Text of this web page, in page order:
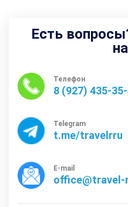
Есть
Телефон
8 (927) 435-
Telegram
t.me/travelrru
E-mail
office@travel-